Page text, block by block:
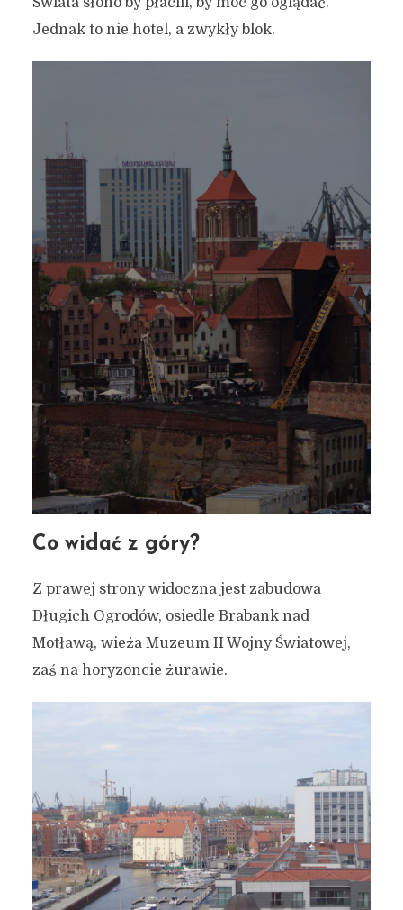
Jednak to nie hotel, a zwykły blok.
Co widać z góry?
Z prawej strony widoczna jest zabudowa
Długich Ogrodów, osiedle Brabank nad
Motławą, wieża Muzeum II Wojny Światowej,
zaś na horyzoncie żurawie.